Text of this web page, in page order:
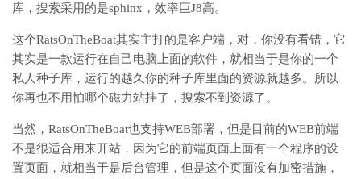
库，搜索采用的是sphinx，效率巨J8高。
这个RatsOnTheBoat其实主打的是客户端，对，你没有看错，它
其实是一款运行在自己电脑上面的软件，就相当于是你的一个
私人种子库，运行的越久你的种子库里面的资源就越多。所以
你再也不用怕哪个磁力站挂了，搜索不到资源了。
当然，RatsOnTheBoat也支持WEB部署，但是目前的WEB前端
不是很适合用来开站，因为它的前端页面上面有一个程序的设
置页面，就相当于是后台管理，但是这个页面没有加密措施，